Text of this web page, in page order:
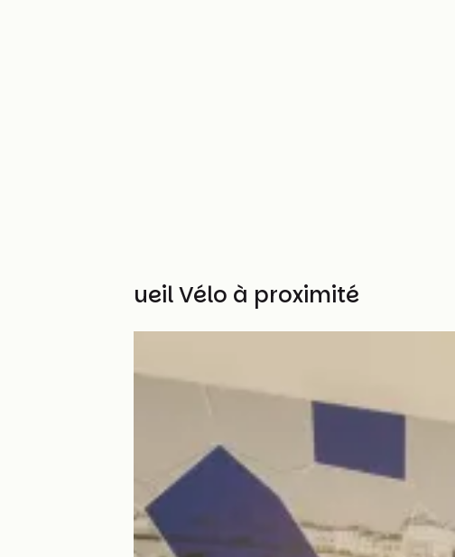
Autres Accueil Vélo à proximité